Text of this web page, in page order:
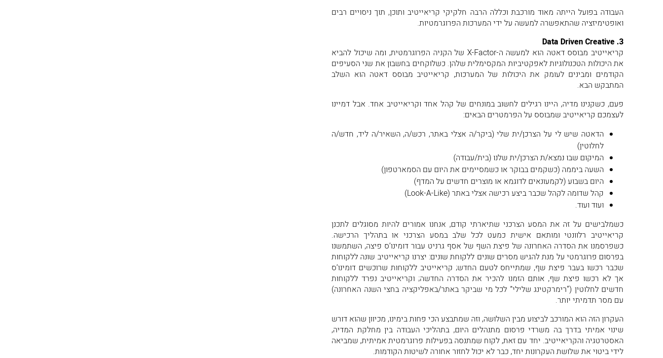
העבודה בפועל הייתה מאוד מורכבת וכללה הרבה חלקיקי קריאייטיב ותוכן, תוך ניסויים רבים
ואופטימיזציה שהתאפשרה למעשה על ידי המערכות הפרוגרמטיות.
3. Data Driven Creative
קריאייטיב מבוסס דאטה הוא למעשה ה-X-Factor של הקניה הפרוגרמטית, ומה שיכול להביא
את היכולות הטכנולוגיות לאפקטיביות המקסימלית שלהן. כשלוקחים בחשבון את שני הסעיפים
הקודמים ומבינים לעומק את היכולות של המערכות, קריאייטיב מבוסס דאטה הוא השלב
המתבקש הבא.
פעם, כשקנינו מדיה, היינו רגילים לחשוב במונחים של קהל אחד וקריאייטיב אחד. אבל דמיינו
לעצמכם קריאייטיב שמבוסס על הפרמטרים הבאים:
הדאטה שיש לי על הצרכן/ית שלי (ביקר/ה אצלי באתר, רכש/ה, השאיר/ה ליד, חדש/ה
לחלוטין)
המיקום שבו נמצא/ת הצרכן/ית שלנו (בית/עבודה)
השעה ביממה (כשקמים בבוקר או כשמסיימים את היום עם הסמארטפון)
היום בשבוע (לקמעונאים לדוגמא או מוצרים חדשים על המדף)
קהל שדומה לקהל שכבר ביצע רכישה אצלי באתר (Look-A-Like)
ועוד ועוד.
כשמלבישים על זה את המסע הצרכני שתיארתי קודם, אנחנו אמורים להיות מסוגלים לתכנן
קריאייטיב רלוונטי ומותאם אישית כמעט לכל שלב במסע הצרכני או בתהליך הרכישה.
כשפרסמנו את הסדרה האחרונה של פיצת השף של אסף גרניט עבור דומינו’ס פיצה, השתמשנו
בפרסום פרוגרמטי על מנת להגיש מסרים שונים ללקוחת שונים: יצרנו קריאייטיב שונה ללקוחות
שכבר רכשו בעבר פיצת שף, שמתייחס לטעם החדש; קריאייטיב ללקוחות שרוכשים דומינו’ס
אך לא רכשו פיצת שף, אותם הזמנו להכיר את הסדרה החדשה; וקריאייטיב נפרד ללקוחות
חדשים לחלוטין (“רימרקטינג שלילי” לכל מי שביקר באתר/באפליקציה בחצי השנה האחרונה)
עם מסר תדמיתי יותר.
העקרון הזה הוא המורכב לביצוע מבין השלושה, וזה שמתבצע הכי פחות בימינו, מכיוון שהוא דורש
שינוי אמיתי בדרך בה משרדי פרסום מתנהלים היום, בתהליכי העבודה בין מחלקת המדיה,
האסטרטגיה והקריאייטיב. יחד עם זאת, לקוח שמתנסה בפעילות פרוגרמטית אמיתית, שמביאה
לידי ביטוי את שלושת העקרונות יחד, כבר לא יכול לחזור אחורה לשיטות הקודמות.